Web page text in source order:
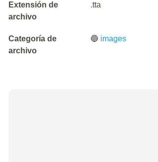
Extensión de
archivo
.tta
Categoría de
archivo
🔵 images